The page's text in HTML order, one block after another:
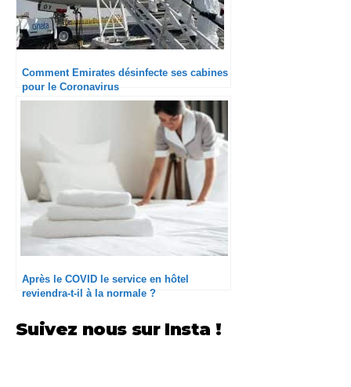
Comment Emirates désinfecte ses cabines
pour le Coronavirus
Après le COVID le service en hôtel
reviendra-t-il à la normale ?
Suivez nous sur Insta !